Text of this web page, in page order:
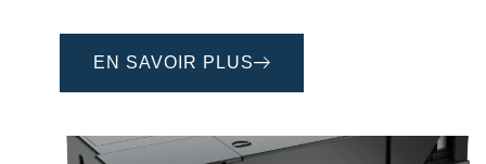
EN SAVOIR PLUS